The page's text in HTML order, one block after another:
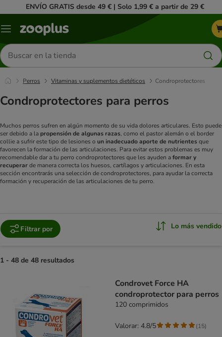
ENVÍO GRATIS desde 49 € | Solo 1,99 € a partir de 29 €
Menú
Buscar
productos
Perros Vitaminas y suplementos dietéticos Condroprotectores
Condroprotectores para perros
Muchos perros sufren en algún momento de su vida dolores articulares. Esto puede
ser debido a la propensión de algunas razas, como el pastor alemán o el border
collie a sufrir este tipo de lesiones o un inadecuado aporte de nutrientesque
favorecen la formación de las articulaciones. Para evitar estos problemas es muy
recomendable dar a tu perro condroprotectores que les ayuden aformar y
recuperarde manera correcta los huesos, cartílagos y articulaciones. En esta
sección encontrarás una selección de condroprotectores, para ayudar la correcta
formación y recuperación de las articulaciones de tu perro.
Filtrar por Lo más vendido
1 - 48 de 48 resultados
Condrovet Force HA
condroprotector para perros
120 comprimidos
Valorar: 4.8/5 (15)